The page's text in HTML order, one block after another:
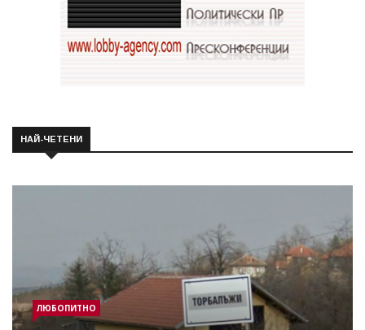
НАЙ-ЧЕТЕНИ
ЛЮБОПИТНО